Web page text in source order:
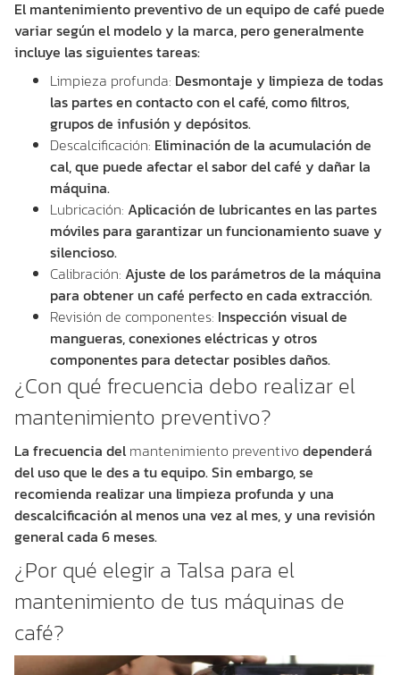
El mantenimiento preventivo de un equipo de café puede
variar según el modelo y la marca, pero generalmente
incluye las siguientes tareas:
Limpieza profunda: Desmontaje y limpieza de todas
las partes en contacto con el café, como filtros,
grupos de infusión y depósitos.
Descalcificación: Eliminación de la acumulación de
cal, que puede afectar el sabor del café y dañar la
máquina.
Lubricación: Aplicación de lubricantes en las partes
móviles para garantizar un funcionamiento suave y
silencioso.
Calibración: Ajuste de los parámetros de la máquina
para obtener un café perfecto en cada extracción.
Revisión de componentes: Inspección visual de
mangueras, conexiones eléctricas y otros
componentes para detectar posibles daños.
¿Con qué frecuencia debo realizar el
mantenimiento preventivo?
La frecuencia del mantenimiento preventivo dependerá
del uso que le des a tu equipo. Sin embargo, se
recomienda realizar una limpieza profunda y una
descalcificación al menos una vez al mes, y una revisión
general cada 6 meses.
¿Por qué elegir a Talsa para el
mantenimiento de tus máquinas de
café?